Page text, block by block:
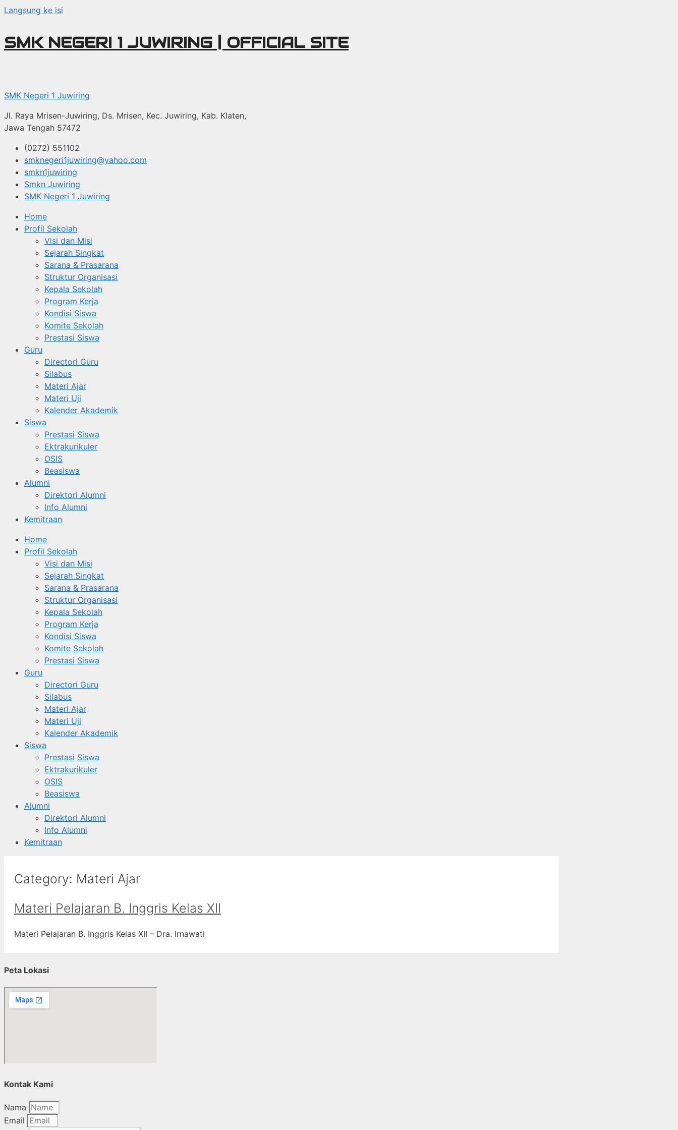
Langsung ke isi
SMK NEGERI 1 JUWIRING | OFFICIAL SITE
SMK Negeri 1 Juwiring
Jl. Raya Mrisen-Juwiring, Ds. Mrisen, Kec. Juwiring, Kab. Klaten,
Jawa Tengah 57472
(0272) 551102
smknegeri1juwiring@yahoo.com
smkn1juwiring
Smkn Juwiring
SMK Negeri 1 Juwiring
Home
Profil Sekolah
Visi dan Misi
Sejarah Singkat
Sarana & Prasarana
Struktur Organisasi
Kepala Sekolah
Program Kerja
Kondisi Siswa
Komite Sekolah
Prestasi Siswa
Guru
Directori Guru
Silabus
Materi Ajar
Materi Uji
Kalender Akademik
Siswa
Prestasi Siswa
Ektrakurikuler
OSIS
Beasiswa
Alumni
Direktori Alumni
Info Alumni
Kemitraan
Home
Profil Sekolah
Visi dan Misi
Sejarah Singkat
Sarana & Prasarana
Struktur Organisasi
Kepala Sekolah
Program Kerja
Kondisi Siswa
Komite Sekolah
Prestasi Siswa
Guru
Directori Guru
Silabus
Materi Ajar
Materi Uji
Kalender Akademik
Siswa
Prestasi Siswa
Ektrakurikuler
OSIS
Beasiswa
Alumni
Direktori Alumni
Info Alumni
Kemitraan
Category: Materi Ajar
Materi Pelajaran B. Inggris Kelas XII
Materi Pelajaran B. Inggris Kelas XII – Dra. Irnawati
Peta Lokasi
Kontak Kami
Nama
Email